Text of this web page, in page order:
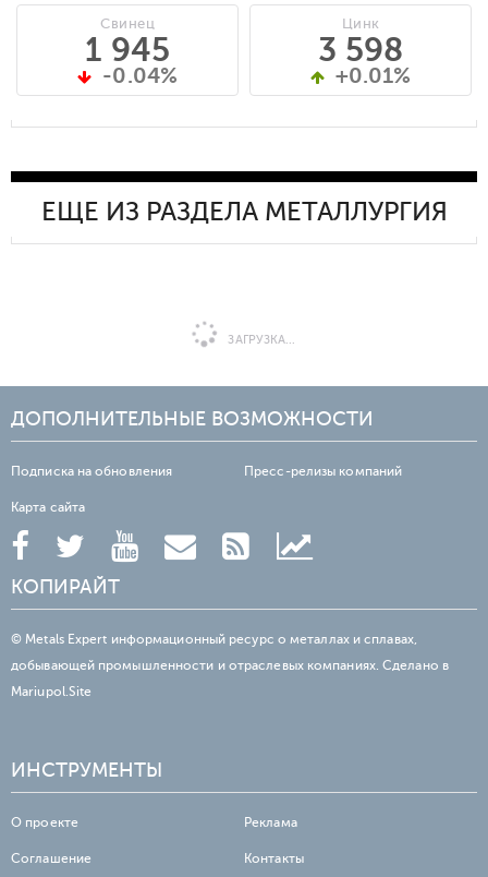
Свинец
1 945
-0.04%
Цинк
3 598
+0.01%
ЕЩЕ ИЗ РАЗДЕЛА МЕТАЛЛУРГИЯ
ЗАГРУЗКА...
ДОПОЛНИТЕЛЬНЫЕ ВОЗМОЖНОСТИ
Подписка на обновления Пресс-релизы компаний
Карта сайта
КОПИРАЙТ
© Metals Expert информационный ресурс о металлах и сплавах,
добывающей промышленности и отраслевых компаниях. Сделано в
Mariupol.Site
ИНСТРУМЕНТЫ
О проекте Реклама
Соглашение Контакты